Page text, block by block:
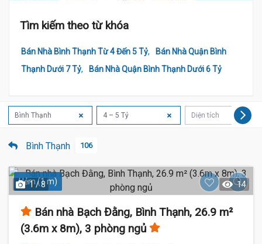
Tìm kiếm theo từ khóa
Bán Nhà Bình Thạnh Từ 4 Đến 5 Tỷ,
Bán Nhà Quận Bình
Thạnh Dưới 7 Tỷ, Bán Nhà Quận Bình Thạnh Dưới 6 Tỷ
Bình Thạnh 4 – 5 Tỷ Diện tích
Bình Thạnh 106
Hẻm (1 m)
1 / 8 14
Bán nhà Bạch Đằng, Bình Thạnh, 26.9 m²
(3.6m x 8m), 3 phòng ngủ